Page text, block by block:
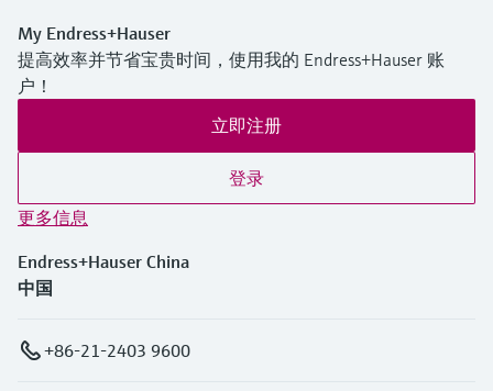
My Endress+Hauser
提高效率并节省宝贵时间，使用我的 Endress+Hauser 账
户！
立即注册
登录
更多信息
Endress+Hauser China
中国
+86-21-2403 9600